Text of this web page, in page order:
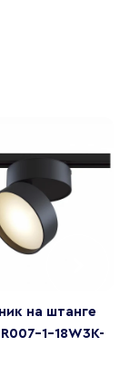
на штанге
1-18W3K-